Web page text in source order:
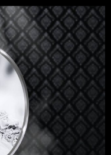
ເຂົ້າສູ່ລະບົບ
right?
course?